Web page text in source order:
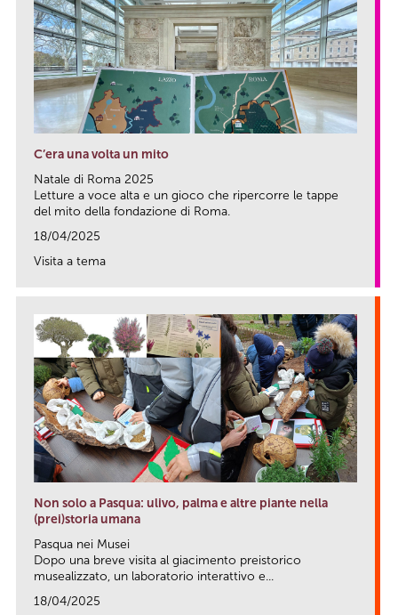
C’era una volta un mito
Natale di Roma 2025
Letture a voce alta e un gioco che ripercorre le tappe
del mito della fondazione di Roma.
18/04/2025
Visita a tema
Non solo a Pasqua: ulivo, palma e altre piante nella
(prei)storia umana
Pasqua nei Musei
Dopo una breve visita al giacimento preistorico
musealizzato, un laboratorio interattivo e...
18/04/2025